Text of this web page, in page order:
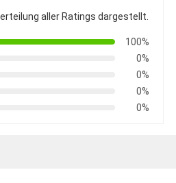
aller Ratings dargestellt.
100%
0%
0%
0%
0%